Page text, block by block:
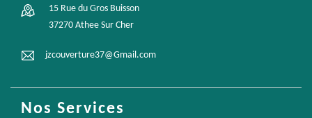
15 Rue du Gros Buisson
37270 Athee Sur Cher
jzcouverture37@Gmail.com
Nos Services